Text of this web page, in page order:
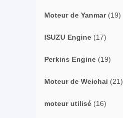
Moteur de Yanmar(19)
ISUZU Engine (17)
Perkins Engine (19)
Moteur de Weichai (21)
moteur utilisé (16)